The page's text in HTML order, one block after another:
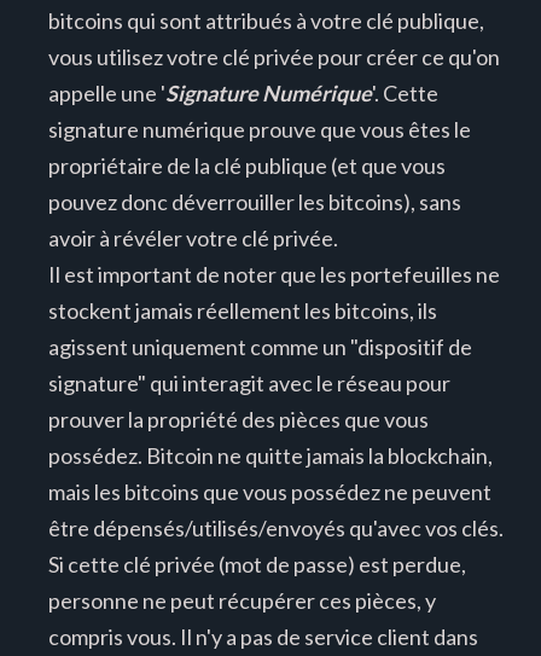
bitcoins qui sont attribués à votre clé publique,
vous utilisez votre clé privée pour créer ce qu'on
appelle une 'Signature Numérique'. Cette
signature numérique prouve que vous êtes le
propriétaire de la clé publique (et que vous
pouvez donc déverrouiller les bitcoins), sans
avoir à révéler votre clé privée.
Il est important de noter que les portefeuilles ne
stockent jamais réellement les bitcoins, ils
agissent uniquement comme un "dispositif de
signature" qui interagit avec le réseau pour
prouver la propriété des pièces que vous
possédez. Bitcoin ne quitte jamais la blockchain,
mais les bitcoins que vous possédez ne peuvent
être dépensés/utilisés/envoyés qu'avec vos clés.
Si cette clé privée (mot de passe) est perdue,
personne ne peut récupérer ces pièces, y
compris vous. Il n'y a pas de service client dans